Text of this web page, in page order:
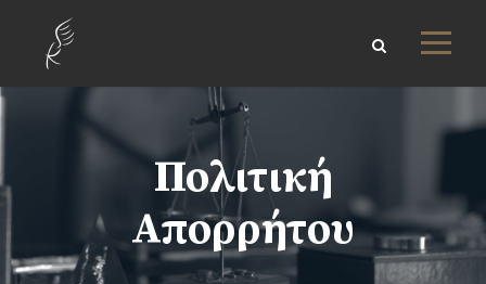
Πολιτική
Απορρήτου